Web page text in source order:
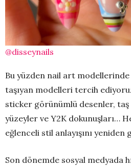
@disseynails
Bu yüzden nail art modellerinde
taşıyan modelleri tercih
sticker görünümlü desenler, taş
yüzeyler ve Y2K dokunuşları…
eğlenceli stil anlayışını yeniden
Son dönemde sosyal medyada